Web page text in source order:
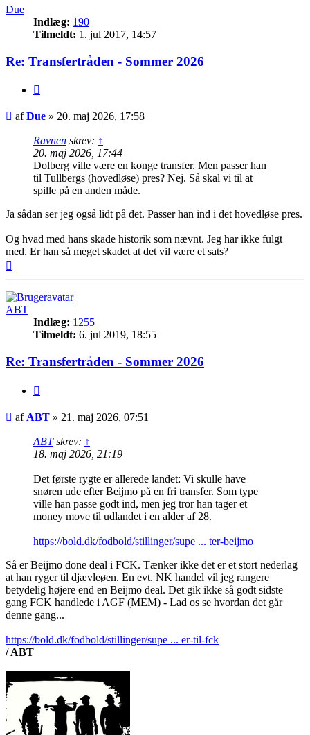
Due
Indlæg: 190
Tilmeldt: 1. jul 2017, 14:57
Re: Transfertråden - Sommer 2026
Indlæg
afDue » 20. maj 2026, 17:58
Ravnen skrev: ↑
20. maj 2026, 17:44
Dolberg ville være en konge transfer. Men passer han
til Tullbergs (hovedløse) pres? Nej. Så skal vi til at
spille på en anden måde.
Ja sådan ser jeg også lidt på det. Passer han ind i det hovedløse pres.
Og hvad med hans skade historik som nævnt. Jeg har ikke fulgt
med. Er han så meget skadet at det vil være et sats?
ABT
Indlæg: 1255
Tilmeldt: 6. jul 2019, 18:55
Re: Transfertråden - Sommer 2026
Indlæg
af ABT » 21. maj 2026, 07:51
ABTskrev: ↑
18. maj 2026, 21:19
Det første rygte er allerede landet: Vi skulle have
snøren ude efter Beijmo på en fri transfer. Som type
ville han passe godt ind, men jeg tror han tager et
money move til udlandet i en alder af 28.
https://bold.dk/fodbold/stillinger/supe ... ter-beijmo
Så er Beijmo done deal i FCK. Tænker ikke det er et stort nederlag
at han ryger til djævleøen. En evt. NK handel vil jeg rangere
betydelig højere end en Beijmo deal. Det gik ikke så godt sidste
gang FCK handlede i AGF (MEM) - Lad os se hvordan det går
denne gang...
https://bold.dk/fodbold/stillinger/supe ... er-til-fck
/ ABT